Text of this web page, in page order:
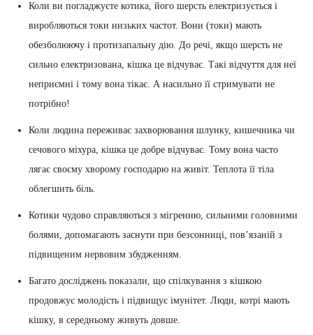
Коли ви погладжуєте котика, його шерсть електризується і
виробляються токи низьких частот. Вони (токи) мають
обезболюючу і протизапальну дію. До речі, якщо шерсть не
сильно електризована, кішка це відчуває. Такі відчуття для неї
неприємні і тому вона тікає. А насильно її стримувати не
потрібно!
Коли людина переживає захворювання шлунку, кишечника чи
сечового міхура, кішка це добре відчуває. Тому вона часто
лягає своєму хворому господарю на живіт. Теплота її тіла
облегшить біль.
Котики чудово справляються з мігренню, сильними головними
болями, допомагають заснути при безсонниці, пов’язаній з
підвищеним нервовим збудженням.
Багато досліджень показали, що спілкування з кішкою
продовжує молодість і підвищує імунітет. Люди, котрі мають
кішку, в середньому живуть довше.